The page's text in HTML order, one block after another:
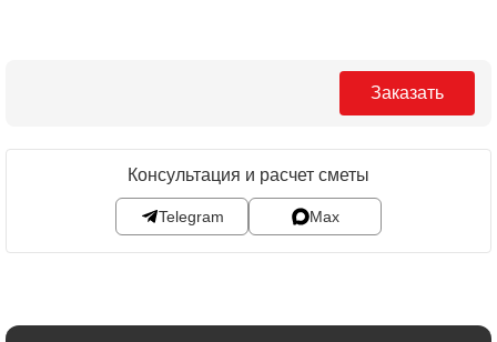
Заказать
Консультация и расчет сметы
Telegram Max